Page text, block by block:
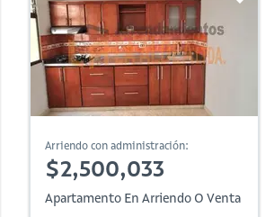
Arriendo con administración:
$2,500,033
Apartamento En Arriendo O Venta